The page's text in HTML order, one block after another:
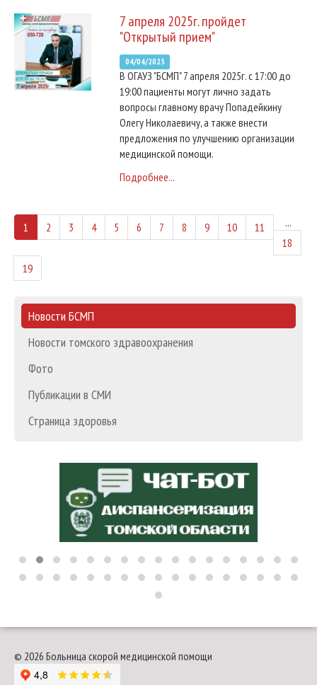
7 апреля 2025г. пройдет
"Открытый прием"
04/04/2025
В ОГАУЗ "БСМП" 7 апреля 2025г. с 17:00 до
19:00 пациенты могут лично задать
вопросы главному врачу Попадейкину
Олегу Николаевичу, а также внести
предложения по улучшению организации
медицинской помощи.
Подробнее...
1 2 3 4 5 6 7 8 9 10 11
...
18
19
Новости БСМП
Новости томского здравоохранения
Фото
Публикации в СМИ
Страница здоровья
© 2026 Больница скорой медицинской помощи